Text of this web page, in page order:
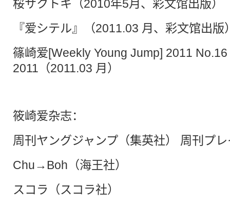
桜サクトキ（2010年5月、彩文馆出版）
『爱シテル』（2011.03 月、彩文馆出版
篠崎爱[Weekly Young Jump] 2011
2011（2011.03 月）
筱崎爱杂志：
周刊ヤングジャンプ（集英社） 周刊プ
Chu→Boh（海王社）
スコラ（スコラ社）